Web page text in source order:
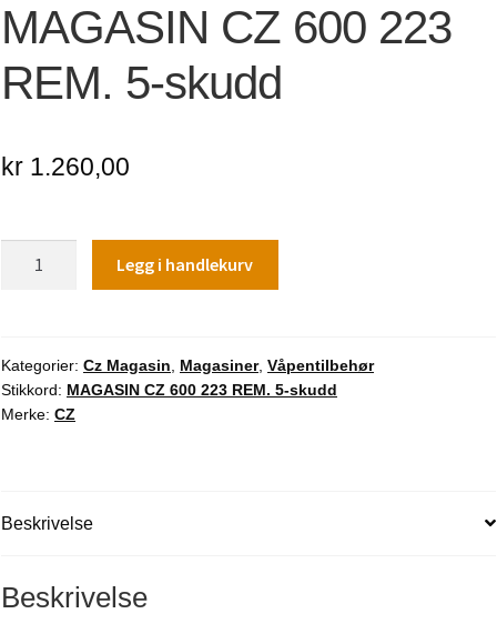
MAGASIN CZ 600 223
REM. 5-skudd
kr 1.260,00
REM.
5-
skudd
Legg i handlekurv
Kategorier: Cz Magasin Magasiner, Våpentilbehør
Stikkord: MAGASIN CZ 600 223 REM. 5-skudd
Merke: CZ
Beskrivelse
Beskrivelse